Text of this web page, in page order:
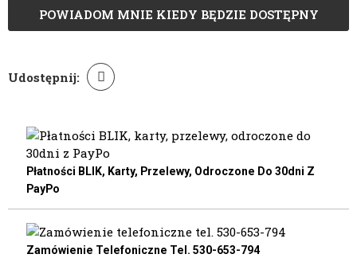
POWIADOM MNIE KIEDY BĘDZIE DOSTĘPNY
Udostępnij:
Płatności BLIK, Karty, Przelewy, Odroczone Do 30dni Z
PayPo
Zamówienie Telefoniczne Tel. 530-653-794